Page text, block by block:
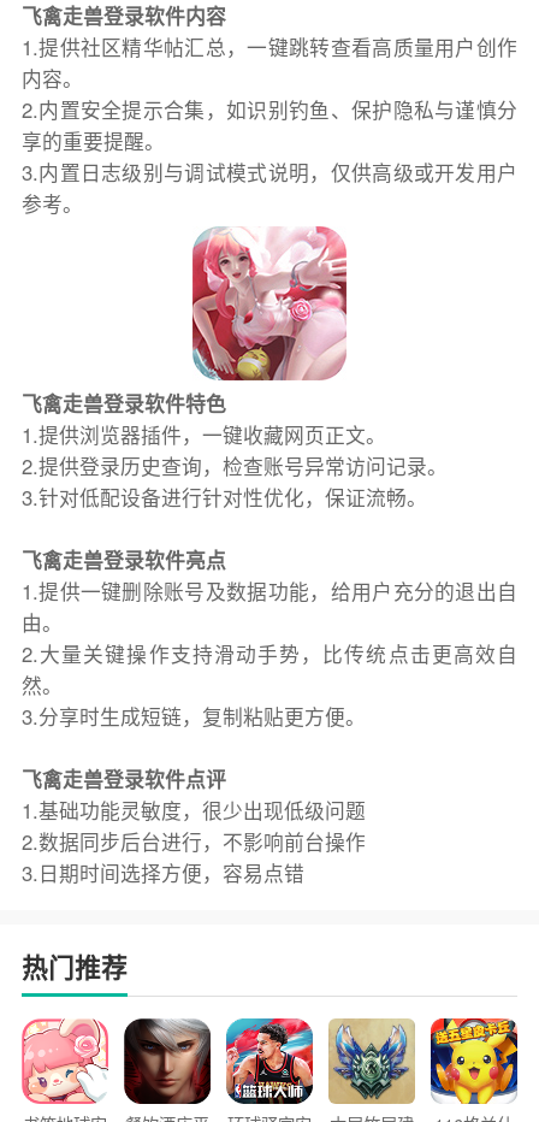
飞禽走兽登录软件内容
1.提供社区精华帖汇总，一键跳转查看高质量用户创作
内容。
2.内置安全提示合集，如识别钓鱼、保护隐私与谨慎分
享的重要提醒。
3.内置日志级别与调试模式说明，仅供高级或开发用户
参考。
飞禽走兽登录软件特色
1.提供浏览器插件，一键收藏网页正文。
2.提供登录历史查询，检查账号异常访问记录。
3.针对低配设备进行针对性优化，保证流畅。
飞禽走兽登录软件亮点
1.提供一键删除账号及数据功能，给用户充分的退出自
由。
2.大量关键操作支持滑动手势，比传统点击更高效自
然。
3.分享时生成短链，复制粘贴更方便。
飞禽走兽登录软件点评
1.基础功能灵敏度，很少出现低级问题
2.数据同步后台进行，不影响前台操作
3.日期时间选择方便，容易点错
热门推荐